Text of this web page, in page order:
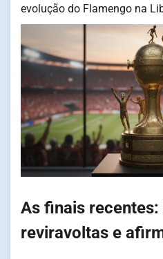
evolução do Flamengo na
As finais
reviravoltas e